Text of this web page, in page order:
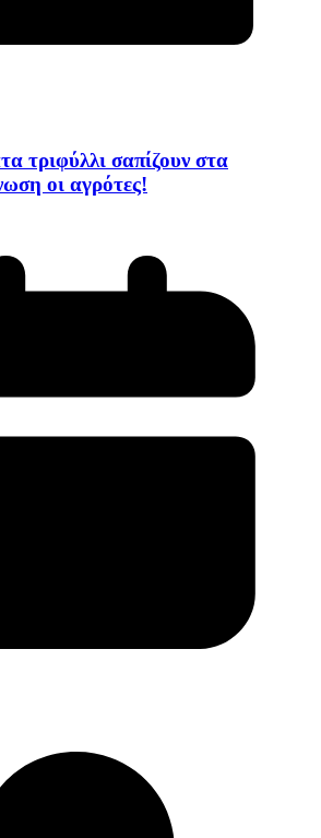
τριφύλλι σαπίζουν στα
οι αγρότες!